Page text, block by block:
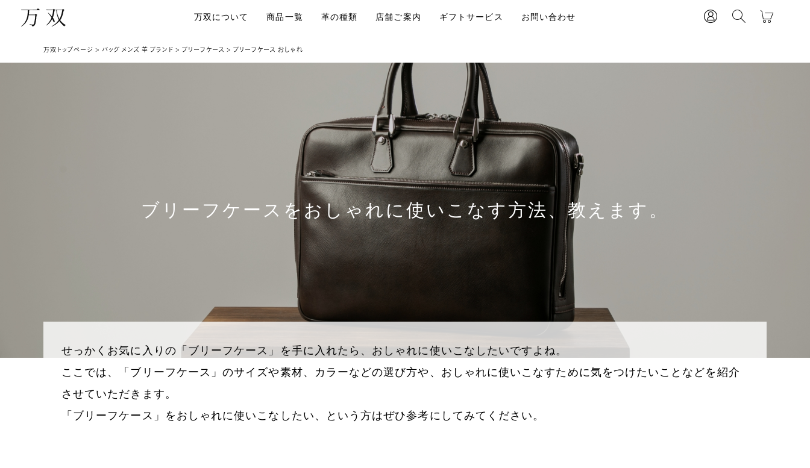
万双について 商品一覧 革の種類 店舗ご案内 ギフトサービス お問い合わせ
万双トップページ バッグ メンズ 革 ブランド ブリーフケース ブリーフケース おしゃれ
ブリーフケースをおしゃれに使いこなす方法、教えます。
せっかくお気に入りの「ブリーフケース」を手に入れたら、おしゃれに使いこなしたいですよね。
ここでは、「ブリーフケース」のサイズや素材、カラーなどの選び方や、おしゃれに使いこなすために気をつけたいことなどを紹介
させていただきます。
「ブリーフケース」をおしゃれに使いこなしたい、という方はぜひ参考にしてみてください。